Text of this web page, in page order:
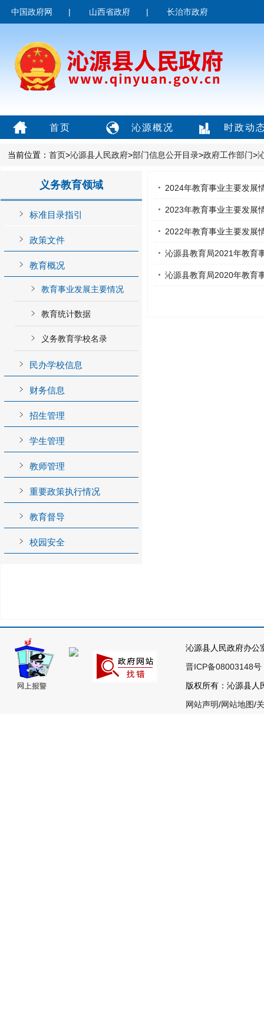
中国政府网 | 山西省政府 | 长治市政府
首页 沁源概况 时政动
当前位置： 首页>沁源县人民政府>部门信息公开目录>政府工作部门>
义务教育领域
标准目录指引
政策文件
教育概况
教育事业发展主要情况
教育统计数据
义务教育学校名录
民办学校信息
财务信息
招生管理
学生管理
教师管理
重要政策执行情况
教育督导
校园安全
2024年教育事业主要发展
2023年教育事业主要发展
2022年教育事业主要发展
沁源县教育局2021年教育
沁源县教育局2020年教育
沁源县人民政府办
晋ICP备08003148号
版权所有：沁源县
网站声明/网站地图/